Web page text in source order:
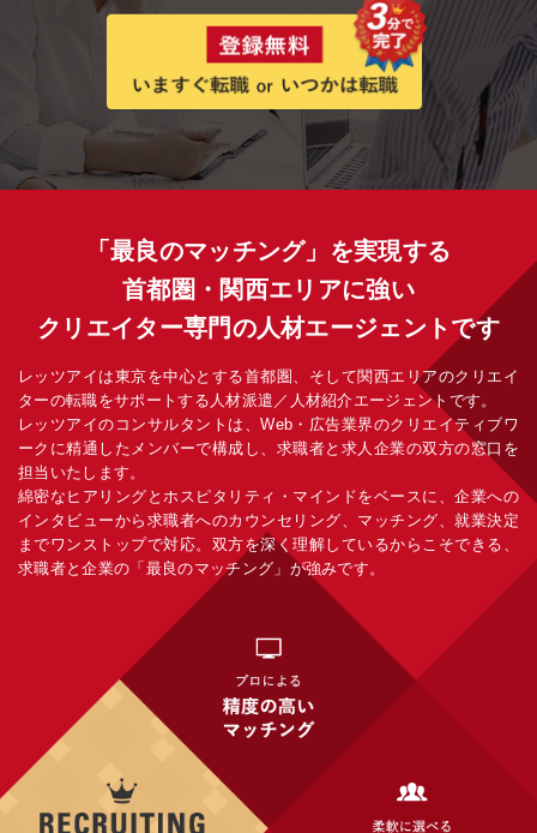
「最良のマッチング」を実現する
首都圏・関西エリアに強い
クリエイター専門の人材エージェントです
レッツアイは東京を中心とする首都圏、そして関西エリアのクリエイ
ターの転職をサポートする人材派遣／人材紹介エージェントです。
レッツアイのコンサルタントは、Web・広告業界のクリエイティブワ
ークに精通したメンバーで構成し、求職者と求人企業の双方の窓口を
担当いたします。
綿密なヒアリングとホスピタリティ・マインドをベースに、企業への
インタビューから求職者へのカウンセリング、マッチング、就業決定
までワンストップで対応。双方を深く理解しているからこそできる、
求職者と企業の「最良のマッチング」が強みです。